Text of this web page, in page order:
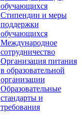
обучающихся
Стипендии и меры
поддержки
обучающихся
Международное
сотрудничество
Организация питания
в образовательной
организации
Образовательные
стандарты и
требования